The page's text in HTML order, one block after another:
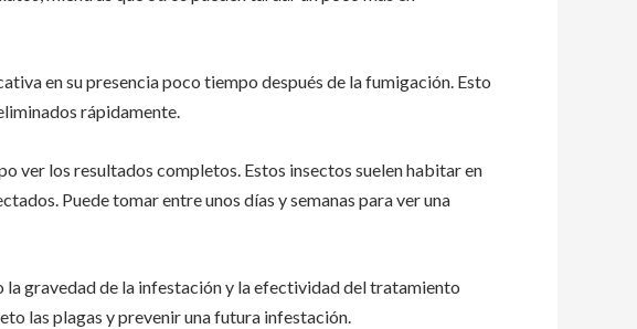
en su presencia poco tiempo después de la fumigación. Esto
rápidamente.
ver los resultados completos. Estos insectos suelen habitar en
Puede tomar entre unos días y semanas para ver una
gravedad de la infestación y la efectividad del tratamiento
las plagas y prevenir una futura infestación.